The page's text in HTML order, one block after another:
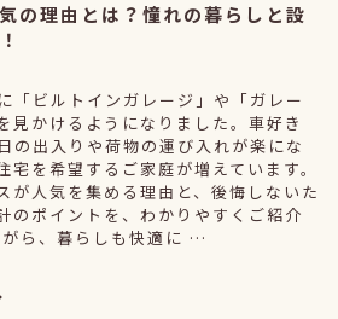
の理由とは？憧れの暮らしと設
「ビルトインガレージ」や「ガレー
見かけるようになりました。車好き
の出入りや荷物の運び入れが楽にな
宅を希望するご家庭が増えています。
が人気を集める理由と、後悔しないた
のポイントを、わかりやすくご紹介
ら、暮らしも快適に …